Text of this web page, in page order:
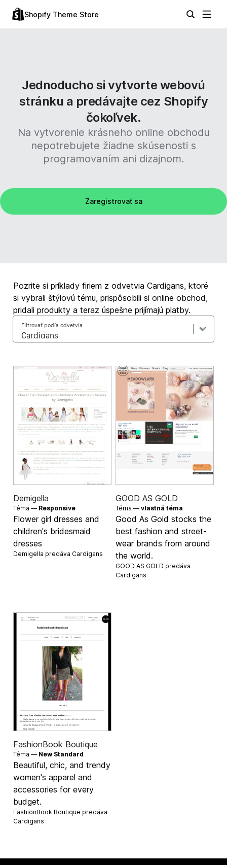
Shopify Theme Store
Jednoducho si vytvorte webovú
stránku a predávajte cez Shopify
čokoľvek.
Na vytvorenie krásneho online obchodu
nepotrebujete žiadne skúsenosti s
programovaním ani dizajnom.
Zaregistrovať sa
Pozrite si príklady firiem z odvetvia Cardigans, ktoré
si vybrali štýlovú tému, prispôsobili si online obchod,
pridali produkty a teraz úspešne prijímajú platby.
Filtrovať podľa odvetvia
Demigella
Téma — Responsive
Flower girl dresses and
children's bridesmaid
dresses
Demigella predáva Cardigans
GOOD AS GOLD
Téma — vlastná téma
Good As Gold stocks the
best fashion and street-
wear brands from around
the world.
GOOD AS GOLD predáva
Cardigans
FashionBook Boutique
Téma — New Standard
Beautiful, chic, and trendy
women's apparel and
accessories for every
budget.
FashionBook Boutique predáva
Cardigans